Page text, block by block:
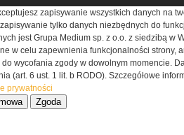
teraz również w
wybrać
zapisywanie wszystkich danych na
tylko danych niezbędnych do
jest Grupa Medium sp. z o.o. z siedzibą w
w celu zapewnienia funkcjonalności strony,
wycofania zgody w dowolnym momencie.
(art. 6 ust. 1 lit. b RODO). Szczegółowe
prywatności
Zgoda